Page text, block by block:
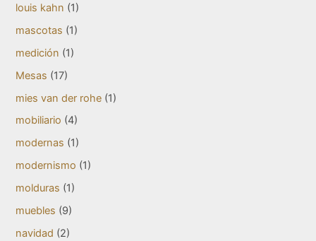
louis kahn (1)
mascotas (1)
medición (1)
Mesas (17)
mies van der rohe (1)
mobiliario (4)
modernas (1)
modernismo (1)
molduras (1)
muebles (9)
navidad (2)